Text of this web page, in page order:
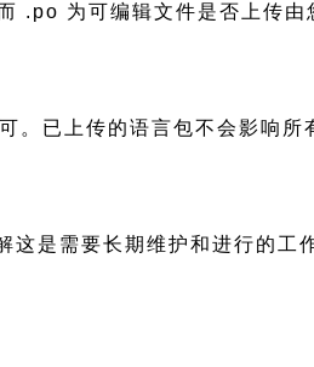
为可编辑文件是否上传由
已上传的语言包不会影响所
是需要长期维护和进行的工